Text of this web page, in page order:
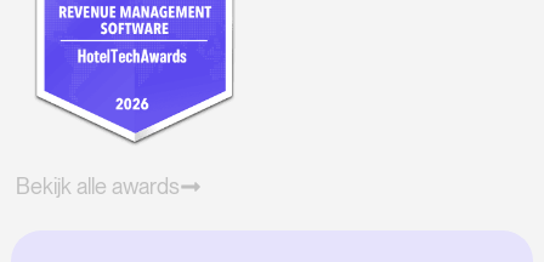
Bekijk alle awards